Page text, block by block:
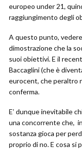
europeo under 21,
raggiungimento degli
A questo punto,
dimostrazione che la
suoi obiettivi. E il
Baccaglini (che è
eurocent, che peraltro
conferma.
E’ dunque inevitabile
una concorrente che,
sostanza gioca per
proprio di no. E cosa si